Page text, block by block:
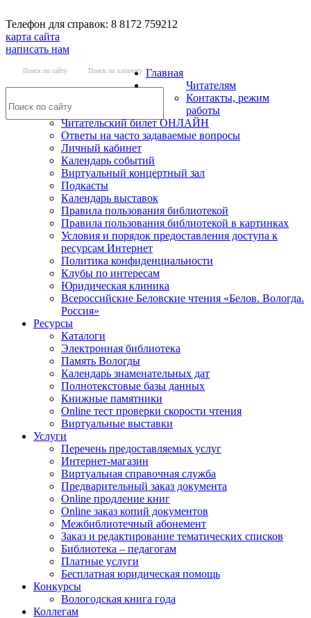
Телефон для справок: 8 8172 759212
карта сайта
написать нам
Поиск по сайту Поиск по каталогу Главная
Читателям
Контакты, режим
работы
Читательский билет ОНЛАЙН
Ответы на часто задаваемые вопросы
Личный кабинет
Календарь событий
Виртуальный концертный зал
Подкасты
Календарь выставок
Правила пользования библиотекой
Правила пользования библиотекой в картинках
Условия и порядок предоставления доступа к
ресурсам Интернет
Политика конфиденциальности
Клубы по интересам
Юридическая клиника
Всероссийские Беловские чтения «Белов. Вологда.
Россия»
Ресурсы
Каталоги
Электронная библиотека
Память Вологды
Календарь знаменательных дат
Полнотекстовые базы данных
Книжные памятники
Online тест проверки скорости чтения
Виртуальные выставки
Услуги
Перечень предоставляемых услуг
Интернет-магазин
Виртуальная справочная служба
Предварительный заказ документа
Online продление книг
Online заказ копий документов
Межбиблиотечный абонемент
Заказ и редактирование тематических списков
Библиотека – педагогам
Платные услуги
Бесплатная юридическая помощь
Конкурсы
Вологодская книга года
Коллегам